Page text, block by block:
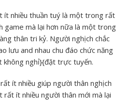
ít nhiều thuần tuý là một trong rất
game mà lại hơn nữa là một trong
thân tri kỷ. Người nghịch chắc
lưu and nhau chu đáo chức năng
không nghỉ}{đặt trực tuyến.
ít nhiều giúp người thân nghịch
rất ít nhiều người thân mới mà lại